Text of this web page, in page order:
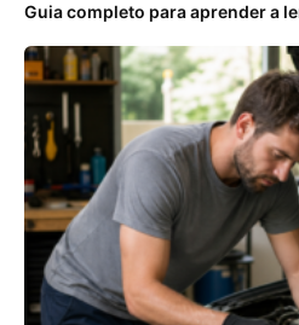
Guia completo para aprender a